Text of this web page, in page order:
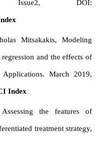
Issue2, DOI:
Mitsakakis, Modeling
and the effects of
March 2019,
Index
the features of
treatment strategy,